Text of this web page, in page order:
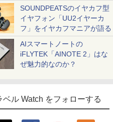
SOUNDPEATSのイヤカフ型
イヤフォン「UU2イヤーカ
フ」をイヤカフマニアが語る
AIスマートノートの
iFLYTEK「AINOTE 2」はな
ぜ魅力的なのか？
ベル Watch をフォローする